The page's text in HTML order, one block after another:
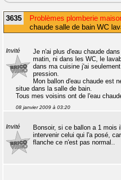
3635 Problèmes plomberie
chaude salle de bain WC
Invité
Je n'ai plus d'eau chaude
matin, ni dans les WC, le
dans ma cuisine j'ai
pression.
Mon ballon d'eau chaude est
situe dans la salle de bain.
Tous mes voisins ont de l'eau
08 janvier 2009 à 03:20
Invité
Bonsoir, si ce ballon a 1 mois
intervenir celui qui l'a posé,
flanche ce n'est pas normal..